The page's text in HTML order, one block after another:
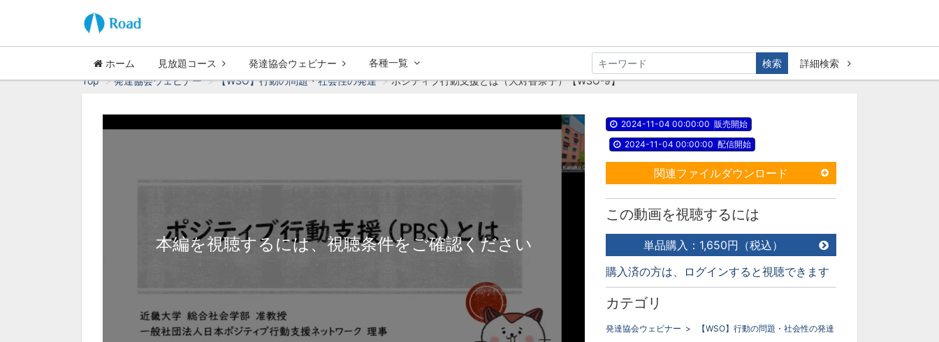
ホーム 見放題コース 発達協会ウェビナー 各種一覧 検索
詳細検索
Top
発達協会ウェビナー 【WSO】行動の問題・社会性の発達 ポジティブ行動支援とは（大対香奈子）【WSO-9】
本編を視聴するには、視聴条件をご確認ください
2024-11-04 00:00:00 販売開始
2024-11-04 00:00:00 配信開始
関連ファイルダウンロード
この動画を視聴するには
単品購入：1,650円（税込）
購入済の方は、ログインすると視聴できます
カテゴリ
発達協会ウェビナー > 【WSO】行動の問題・社会性の発達